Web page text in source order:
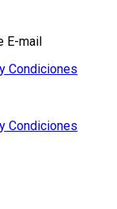
E-mail
Condiciones
Condiciones